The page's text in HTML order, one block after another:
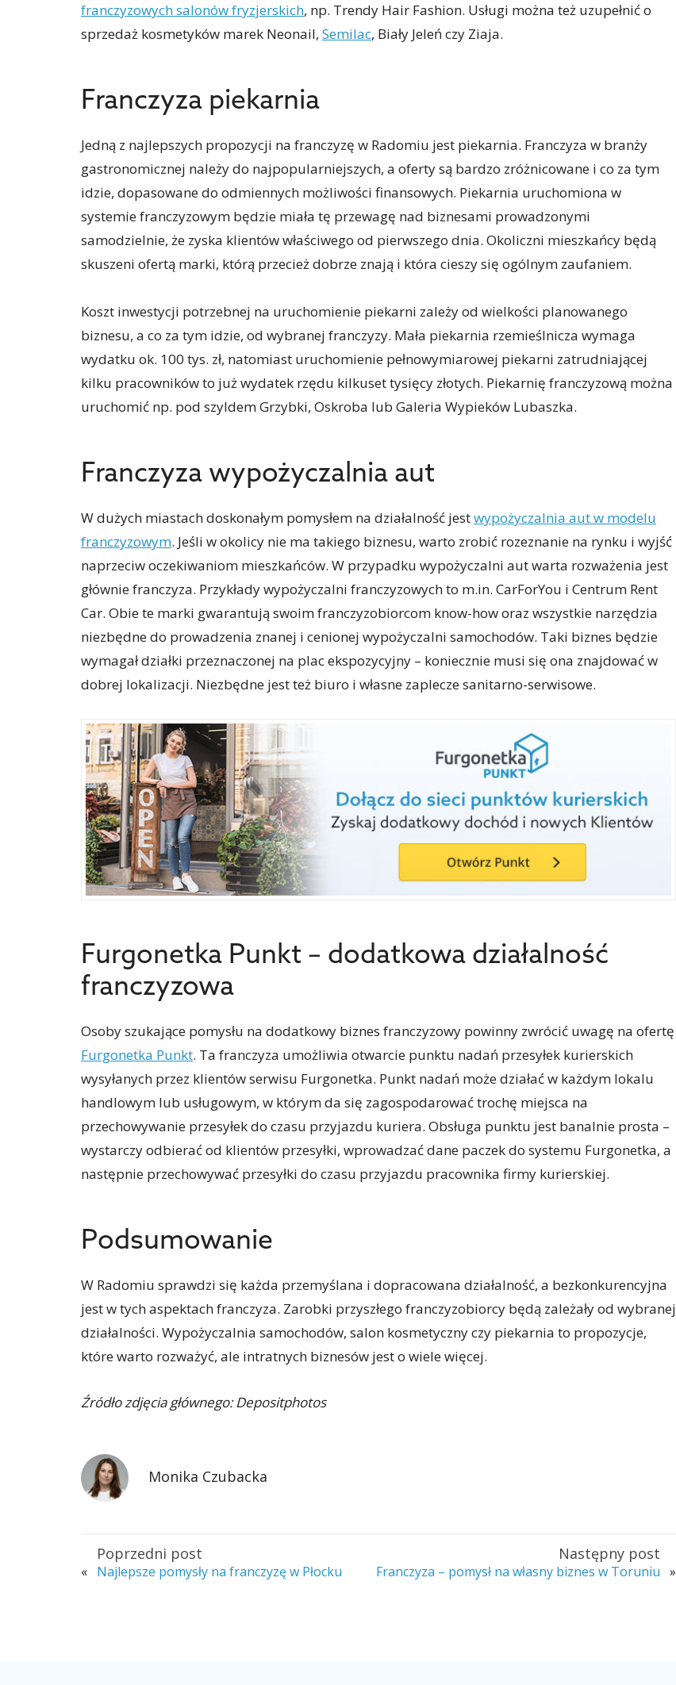
franczyzowych salonów fryzjerskich, np. Trendy Hair Fashion. Usługi można też uzupełnić o
sprzedaż kosmetyków marek Neonail, Semilac, Biały Jeleń czy Ziaja.
Franczyza piekarnia
Jedną z najlepszych propozycji na franczyzę w Radomiu jest piekarnia. Franczyza w branży
gastronomicznej należy do najpopularniejszych, a oferty są bardzo zróżnicowane i co za tym
idzie, dopasowane do odmiennych możliwości finansowych. Piekarnia uruchomiona w
systemie franczyzowym będzie miała tę przewagę nad biznesami prowadzonymi
samodzielnie, że zyska klientów właściwego od pierwszego dnia. Okoliczni mieszkańcy będą
skuszeni ofertą marki, którą przecież dobrze znają i która cieszy się ogólnym zaufaniem.
Koszt inwestycji potrzebnej na uruchomienie piekarni zależy od wielkości planowanego
biznesu, a co za tym idzie, od wybranej franczyzy. Mała piekarnia rzemieślnicza wymaga
wydatku ok. 100 tys. zł, natomiast uruchomienie pełnowymiarowej piekarni zatrudniającej
kilku pracowników to już wydatek rzędu kilkuset tysięcy złotych. Piekarnię franczyzową można
uruchomić np. pod szyldem Grzybki, Oskroba lub Galeria Wypieków Lubaszka.
Franczyza wypożyczalnia aut
W dużych miastach doskonałym pomysłem na działalność jestwypożyczalnia aut w modelu
franczyzowym. Jeśli w okolicy nie ma takiego biznesu, warto zrobić rozeznanie na rynku i wyjść
naprzeciw oczekiwaniom mieszkańców. W przypadku wypożyczalni aut warta rozważenia jest
głównie franczyza. Przykłady wypożyczalni franczyzowych to m.in. CarForYou i Centrum Rent
Car. Obie te marki gwarantują swoim franczyzobiorcom know-how oraz wszystkie narzędzia
niezbędne do prowadzenia znanej i cenionej wypożyczalni samochodów. Taki biznes będzie
wymagał działki przeznaczonej na plac ekspozycyjny – koniecznie musi się ona znajdować w
dobrej lokalizacji. Niezbędne jest też biuro i własne zaplecze sanitarno-serwisowe.
Furgonetka Punkt – dodatkowa działalność
franczyzowa
Osoby szukające pomysłu na dodatkowy biznes franczyzowy powinny zwrócić uwagę na ofertę
Furgonetka Punkt. Ta franczyza umożliwia otwarcie punktu nadań przesyłek kurierskich
wysyłanych przez klientów serwisu Furgonetka. Punkt nadań może działać w każdym lokalu
handlowym lub usługowym, w którym da się zagospodarować trochę miejsca na
przechowywanie przesyłek do czasu przyjazdu kuriera. Obsługa punktu jest banalnie prosta –
wystarczy odbierać od klientów przesyłki, wprowadzać dane paczek do systemu Furgonetka, a
następnie przechowywać przesyłki do czasu przyjazdu pracownika firmy kurierskiej.
Podsumowanie
W Radomiu sprawdzi się każda przemyślana i dopracowana działalność, a bezkonkurencyjna
jest w tych aspektach franczyza. Zarobki przyszłego franczyzobiorcy będą zależały od wybranej
działalności. Wypożyczalnia samochodów, salon kosmetyczny czy piekarnia to propozycje,
które warto rozważyć, ale intratnych biznesów jest o wiele więcej.
Źródło zdjęcia głównego: Depositphotos
Monika Czubacka
Poprzedni post
« Najlepsze pomysły na franczyzę w Płocku
Następny post
Franczyza – pomysł na własny biznes w Toruniu »